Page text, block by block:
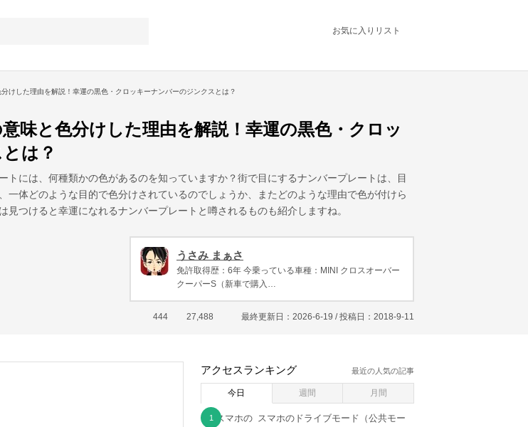
お気に入りリスト
けした理由を解説！幸運の黒色・クロッキーナンバーのジンクスとは？
味と色分けした理由を解説！幸運の黒色・クロッ
は？
トには、何種類かの色があるのを知っていますか？街で目にするナンバープレートは、目
一体どのような目的で色分けされているのでしょうか、またどのような理由で色が付けら
見つけると幸運になれるナンバープレートと噂されるものも紹介しますね。
うさみ まぁさ
免許取得歴：6年 今乗っている車種：MINI クロスオーバー
クーパーS（新車で購入…
444 27,488 最終更新日：2026-6-19 / 投稿日： 2018-9-11
アクセスランキング 最近の人気の記事
今日 週間 月間
スマホのドライブモード（公共モー